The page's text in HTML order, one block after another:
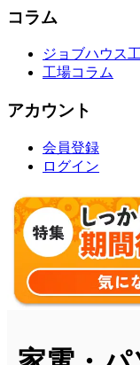
コラム
ジョブハウス
工場コラム
アカウント
会員登録
ログイン